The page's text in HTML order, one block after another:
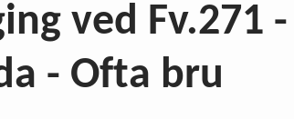
ved Fv.271 -
- Ofta bru